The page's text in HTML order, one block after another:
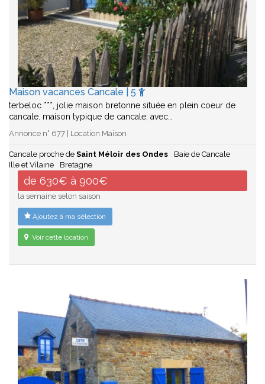
Maison vacances Cancale | 5
terbeloc ***, jolie maison bretonne située en plein coeur de
cancale. maison typique de cancale, avec…
Annonce n° 677 | Location Maison
Cancale proche de Saint Méloir des Ondes
Baie de Cancale
Ille et Vilaine
Bretagne
de 630€ à 900€
la semaine selon saison
Ajoutez à ma sélection
Voir cette location